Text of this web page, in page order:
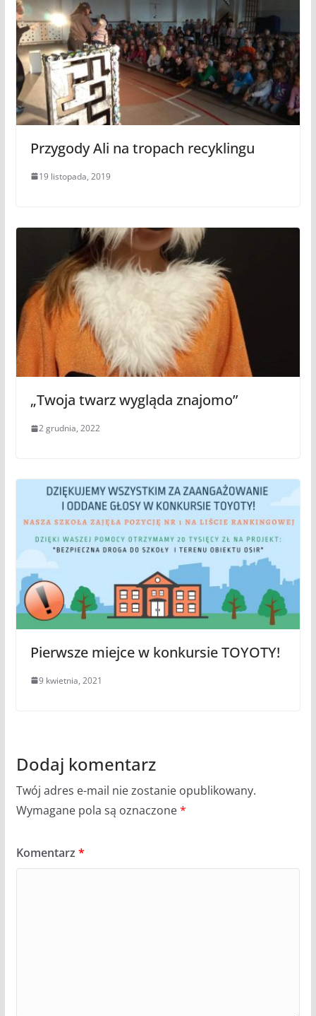
Przygody Ali na tropach recyklingu
19 listopada, 2019
„Twoja twarz wygląda znajomo”
2 grudnia, 2022
Pierwsze miejce w konkursie TOYOTY!
9 kwietnia, 2021
Dodaj komentarz
Twój adres e-mail nie zostanie opublikowany.
Wymagane pola są oznaczone*
Komentarz *